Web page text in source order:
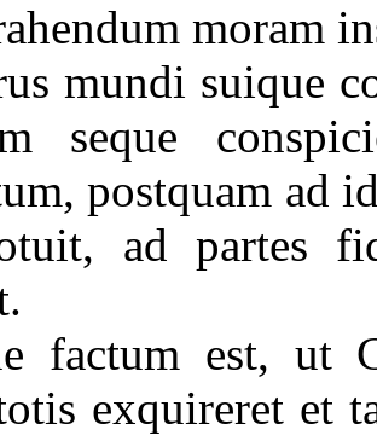
moram
mundi suique
seque
postquam ad
ad partes
factum est, ut
exquireret et